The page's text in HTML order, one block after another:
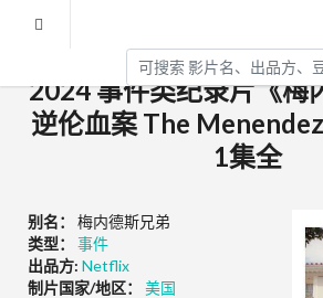
2024 事件类纪录片《梅
逆伦血案 The
1集全
别名：
梅内德斯兄弟
类型：
事件
出品方: Netflix
制片国家/地区：
美国